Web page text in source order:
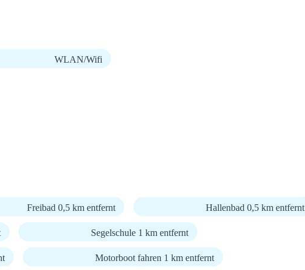
WLAN/Wifi
Freibad 0,5 km entfernt Hallenbad 0,5 km entfernt
Segelschule 1 km entfernt
Motorboot fahren 1 km entfernt